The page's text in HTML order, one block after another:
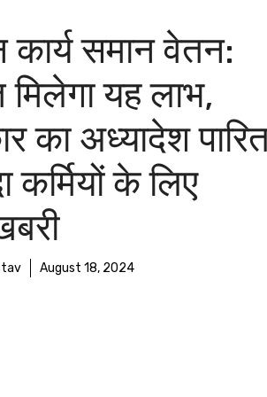
कार्य समान वेतन:
मिलेगा यह लाभ,
का अध्यादेश
कर्मियों के लिए
August 18, 2024